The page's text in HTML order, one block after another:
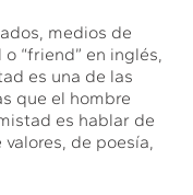
medios de
“friend” en inglés,
es una de las
que el hombre
es hablar de
de poesía,